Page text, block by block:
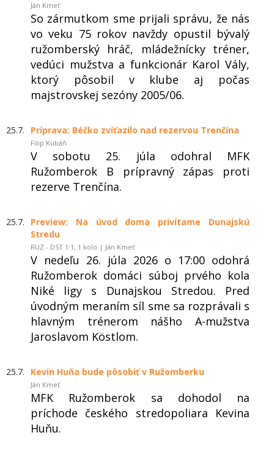
Ján Kmeť
So zármutkom sme prijali správu, že nás
vo veku 75 rokov navždy opustil bývalý
ružomberský hráč, mládežnícky tréner,
vedúci mužstva a funkcionár Karol Vály,
ktorý pôsobil v klube aj počas
majstrovskej sezóny 2005/06.
25.7. Príprava: Béčko zvíťazilo nad rezervou Trenčína
Filip Kubáň
V sobotu 25. júla odohral MFK
Ružomberok B prípravný zápas proti
rezerve Trenčína.
25.7.
Preview: Na úvod doma privítame Dunajskú
Stredu
RUZ - DST 1:1, 1.kolo | Ján Kmeť
V nedeľu 26. júla 2026 o 17:00 odohrá
Ružomberok domáci súboj prvého kola
Niké ligy s Dunajskou Stredou. Pred
úvodným meraním síl sme sa rozprávali s
hlavným trénerom nášho A-mužstva
Jaroslavom Köstlom.
25.7. Kevin Huňa bude pôsobiť v Ružomberku
Ján Kmeť
MFK Ružomberok sa dohodol na
príchode českého stredopoliara Kevina
Huňu.